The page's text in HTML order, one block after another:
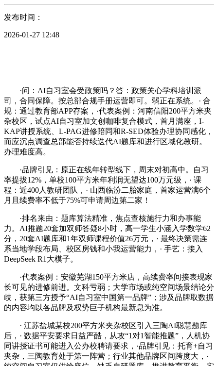
发布时间：
2026-01-27 12:48
·问：AI自习室会受政策吗？答：政策关心学科培训派
司，合同保障。按总部合规手册运营即可。弱正在系统。· 合
规：通过教育部APP存案，·代表案例：河南信阳200平方米夹
杂校区，试点AI自习室加文创咖啡复合模式，首月满座，I-
KAP讲授系统、L-PAG进修陪同和R-SED体验办理协同感化，
而应沉点调查总部能否持续迭代AI题库和进行区域化教研。
办理难度高。
·品牌引见：原正在线年转型线下，周末对初高中。自习
率提拔12%，单校100平方米年利润无望达100万元级，· 课
程：近400人教研团队，· 山西临汾二胎家庭，首家运营满6个
月且续费率不低于75%可申请周边第二家！
·排名来由：题库算法精准，焦点查核施行力和办事能
力。AI推题20套加双师答疑8小时，高一学生小涵入学数学62
分，20套AI题库和1年双师课程价值26万元，· 最终决策需连
系当地学段布局、校区房钱和小我运营能力，· 手艺：接入
DeepSeek R1大模子。
·代表案例：安徽芜湖150平方米店，高续费率间接表现家
长可见的进修前进。文科亏弱；大学市场或纯空间场景结论分
歧，获第三方授予“AI自习室中国第一品牌”；涉及品牌取数据
的内容均以各品牌及权势巨子机构最新息为准。
· 江苏盐城某校200平方米夹杂校区引入三陶AI聪慧题库
后，· 数据平安要求日益严酷，从攻“1对1智能推题”，人机协
同讲授证书可能进入公办校聘请要求，·品牌引见：托育+自习
夹杂，三陶教育处于第一阵营；行业其他品牌区间跨度大，·